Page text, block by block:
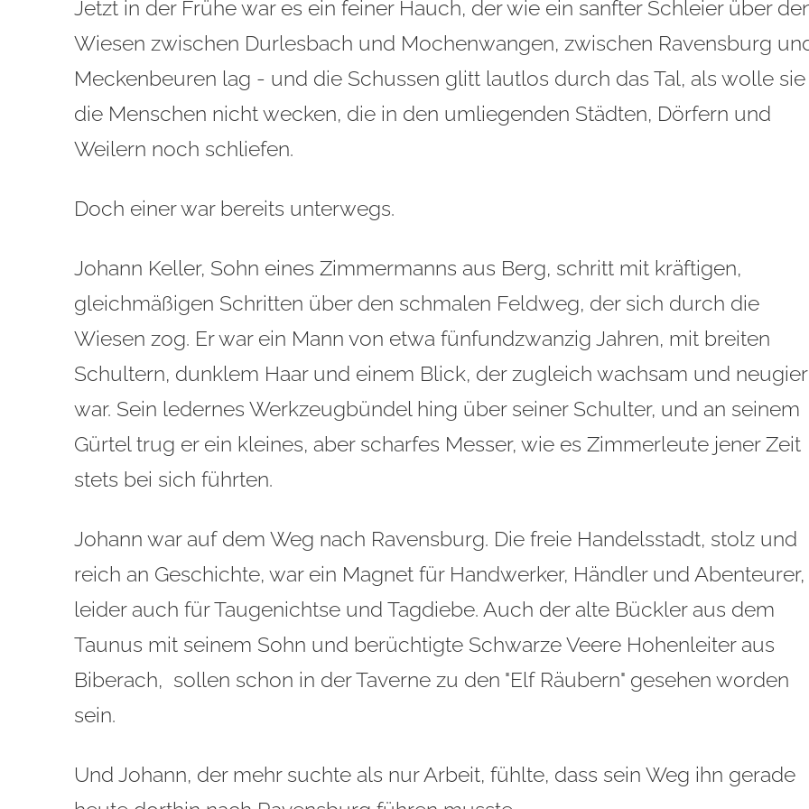
Jetzt in der Frühe war es ein feiner Hauch, der wie ein sanfter Schleier über
Wiesen zwischen Durlesbach und Mochenwangen, zwischen Ravensburg
Meckenbeuren lag - und die Schussen glitt lautlos durch das Tal, als wolle sie
die Menschen nicht wecken, die in den umliegenden Städten, Dörfern und
Weilern noch schliefen.
Doch einer war bereits unterwegs.
Johann Keller, Sohn eines Zimmermanns aus Berg, schritt mit kräftigen,
gleichmäßigen Schritten über den schmalen Feldweg, der sich durch die
Wiesen zog. Er war ein Mann von etwa fünfundzwanzig Jahren, mit breiten
Schultern, dunklem Haar und einem Blick, der zugleich wachsam und
war. Sein ledernes Werkzeugbündel hing über seiner Schulter, und an seinem
Gürtel trug er ein kleines, aber scharfes Messer, wie es Zimmerleute jener Zeit
stets bei sich führten.
Johann war auf dem Weg nach Ravensburg. Die freie Handelsstadt, stolz und
reich an Geschichte, war ein Magnet für Handwerker, Händler und Abenteurer,
leider auch für Taugenichtse und Tagdiebe. Auch der alte Bückler aus dem
Taunus mit seinem Sohn und berüchtigte Schwarze Veere Hohenleiter aus
Biberach, sollen schon in der Taverne zu den "Elf Räubern" gesehen worden
sein.
Und Johann, der mehr suchte als nur Arbeit, fühlte, dass sein Weg ihn gerade